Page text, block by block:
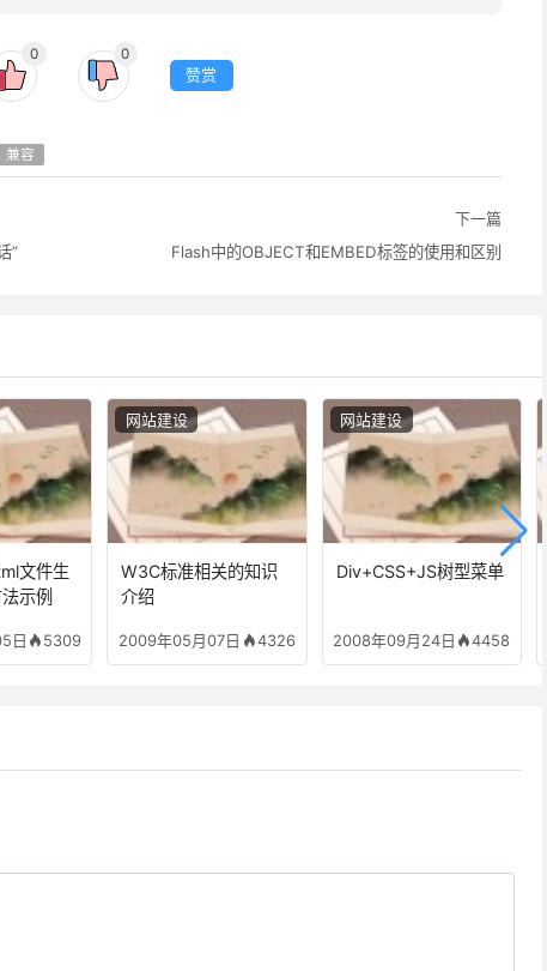
0 0
赞赏
兼容
”
下一篇
Flash中的OBJECT和EMBED标签的使用和区别
文件生
示例
日 5309
W3C标准相关的知识
介绍
2009年05月07日 4326
网站建设
Div+CSS+JS树型菜单
2008年09月24日 4458
网站建设